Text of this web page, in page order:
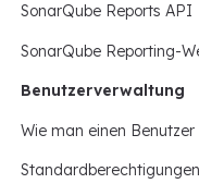
SonarQube Reports API
SonarQube Reporting-
Benutzerverwaltung
Wie man einen
Standardberechtigungen